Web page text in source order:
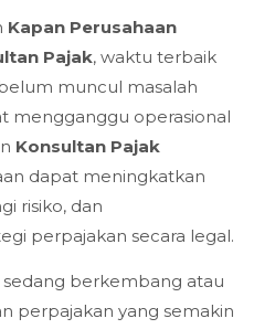
Kapan Perusahaan
Pajak, waktu terbaik
muncul masalah
mengganggu operasional
Konsultan Pajak
dapat meningkatkan
risiko, dan
perpajakan secara legal.
berkembang atau
perpajakan yang semakin